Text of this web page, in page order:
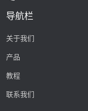
导航栏
关于我们
产品
教程
联系我们